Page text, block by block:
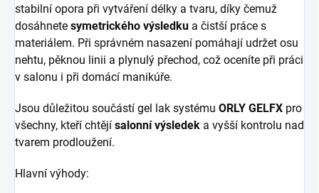
stabilní opora při vytváření délky a tvaru, díky čemuž
dosáhnete symetrického výsledku a čistší práce s
materiálem. Při správném nasazení pomáhají udržet osu
nehtu, pěknou linii a plynulý přechod, což oceníte při práci
v salonu i při domácí manikúře.
Jsou důležitou součástí gel lak systému ORLY GELFX pro
všechny, kteří chtějí salonní výsledek a vyšší kontrolu nad
tvarem prodloužení.
Hlavní výhody: